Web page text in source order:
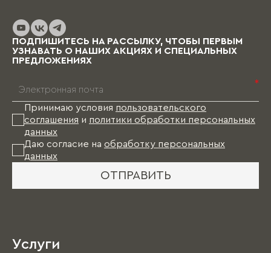
ПОДПИШИТЕСЬ НА РАССЫЛКУ, ЧТОБЫ ПЕРВЫМ
УЗНАВАТЬ О НАШИХ АКЦИЯХ И СПЕЦИАЛЬНЫХ
ПРЕДЛОЖЕНИЯХ
*
Принимаю условия пользовательского
соглашения и политики обработки персональных
данных
Даю согласие на обработку персональных
данных
ОТПРАВИТЬ
Услуги